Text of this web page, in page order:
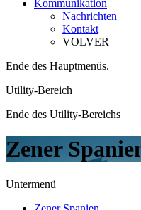
Kommunikation
Nachrichten
Kontakt
VOLVER
Ende des Hauptmenüs.
Utility-Bereich
Ende des Utility-Bereichs
Zener
Untermenü